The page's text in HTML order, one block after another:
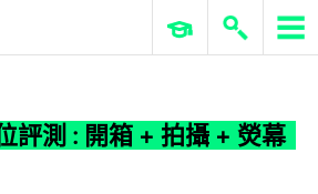
ERP 與商業 AI
評測 : 開箱 + 拍攝 + 熒幕